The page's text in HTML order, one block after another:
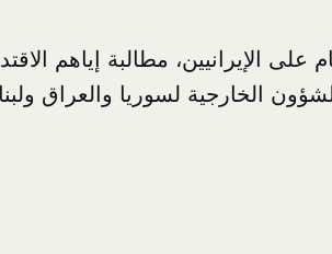
الإيرانيين، مطالبة إياهم
الخارجية لسوريا والعراق